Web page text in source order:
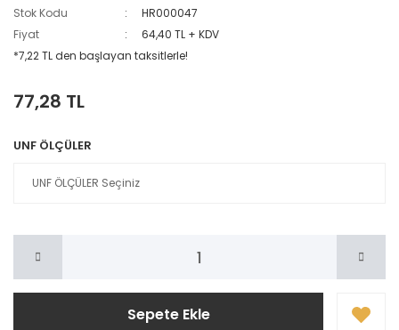
Stok Kodu
HR000047
Fiyat
64,40 TL + KDV
*7,22 TL den başlayan taksitlerle!
77,28 TL
UNF ÖLÇÜLER
Sepete Ekle